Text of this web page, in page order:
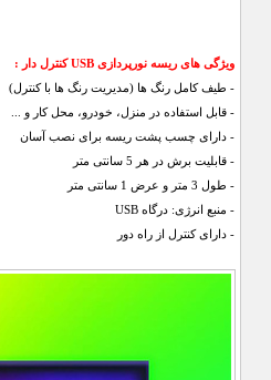
ویژگی های ریسه نورپردازی USB کنترل دار :
- طیف کامل رنگ ها (مدیریت رنگ ها با کنترل)
- قابل استفاده در منزل، خودرو، محل کار و ...
- دارای چسب پشت ریسه برای نصب آسان
- قابلیت برش در هر 5 سانتی متر
- طول 3 متر و عرض 1 سانتی متر
- منبع انرژی: درگاه USB
- دارای کنترل از راه دور